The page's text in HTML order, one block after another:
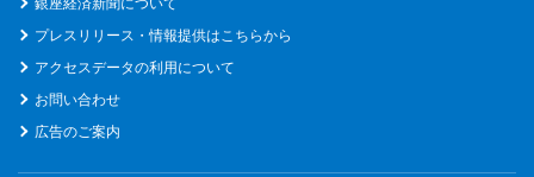
プレスリリース・情報提供はこちらから
アクセスデータの利用について
お問い合わせ
広告のご案内